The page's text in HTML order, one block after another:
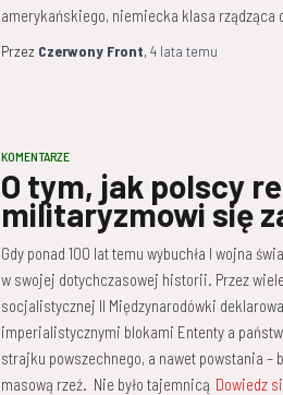
amerykańskiego, niemiecka klasa rządząca
Przez Czerwony Front, 4 lata temu
KOMENTARZE
O tym, jak polscy
militaryzmowi się
Gdy ponad 100 lat temu wybuchła I wojna
w swojej dotychczasowej historii. Przez
socjalistycznej II Międzynarodówki
imperialistycznymi blokami Ententy a
strajku powszechnego, a nawet powstania –
masową rzeź. Nie było tajemnicą Dowiedz